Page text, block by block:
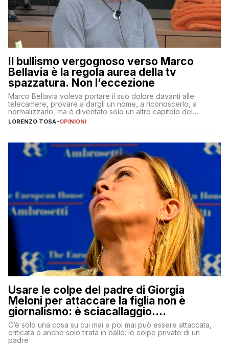
Il bullismo vergognoso verso Marco
Bellavia è la regola aurea della tv
spazzatura. Non l’eccezione
Marco Bellavia voleva portare il suo dolore davanti alle
telecamere, provare a dargli un nome, a riconoscerlo, a
normalizzarlo, ma è diventato solo un altro capitolo del
copione
LORENZO TOSA-OPINIONI
Usare le colpe del padre di Giorgia
Meloni per attaccare la figlia non è
giornalismo: è sciacallaggio.
Dimostriamo di essere diversi
C’è solo una cosa su cui mai e poi mai può essere attaccata,
criticata o anche solo tirata in ballo: le colpe private di un
padre